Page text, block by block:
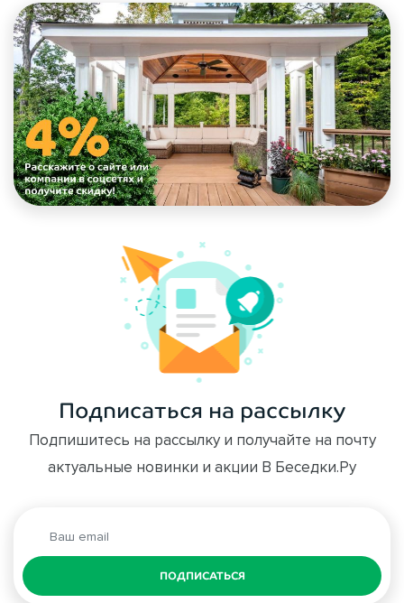
Подписаться на рассылку
Подпишитесь на рассылку и получайте на почту
актуальные новинки и акции В Беседки.Ру
ПОДПИСАТЬСЯ